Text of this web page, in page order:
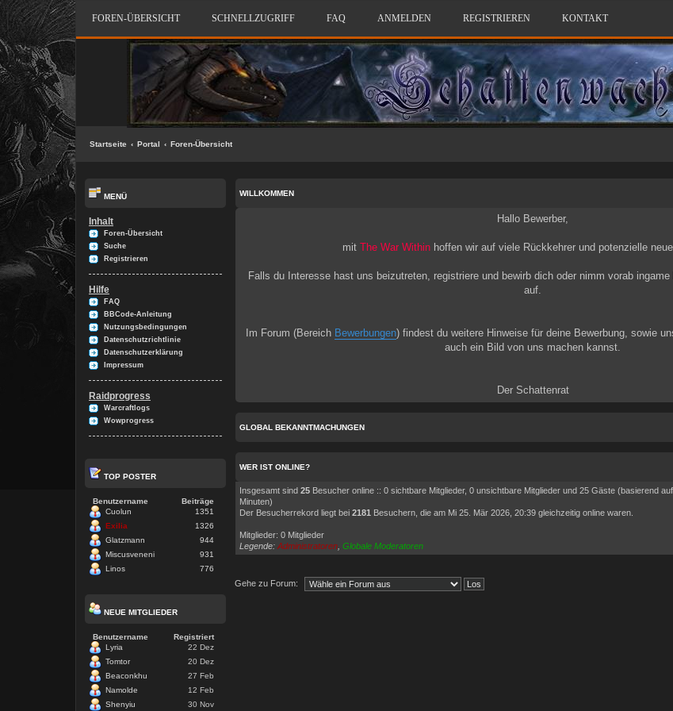
FOREN-ÜBERSICHT SCHNELLZUGRIFF FAQ ANMELDEN REGISTRIEREN KONTAKT
Startseite Portal Foren-Übersicht
WILLKOMMEN
Hallo Bewerber,
mit The War Within hoffen wir auf viele Rückkehrer und potenzielle
Falls du Interesse hast uns beizutreten, registriere und bewirb dich oder nimm vorab
auf.
Im Forum (Bereich Bewerbungen) findest du weitere Hinweise für deine Bewerbung, sowie
auch ein Bild von uns machen kannst.
Der Schattenrat
GLOBAL BEKANNTMACHUNGEN
WER IST ONLINE?
Insgesamt sind 25 Besucher online :: 0 sichtbare Mitglieder, 0 unsichtbare Mitglieder und 25 Gäste (basierend
Minuten)
Der Besucherrekord liegt bei 2181 Besuchern, die am Mi 25. Mär 2026, 20:39 gleichzeitig online waren.
Mitglieder: 0 Mitglieder
Legende: Administratoren Globale Moderatoren
Gehe zu Forum:
MENÜ
Inhalt
Foren-Übersicht
Suche
Registrieren
Hilfe
FAQ
BBCode-Anleitung
Nutzungsbedingungen
Datenschutzrichtlinie
Datenschutzerklärung
Impressum
Raidprogress
Warcraftlogs
Wowprogress
TOP POSTER
Benutzername
Beiträge
Cuolun
1351
Exilia
1326
Glatzmann
944
Miscusveneni
931
Linos
776
NEUE MITGLIEDER
Benutzername
Registriert
Lyria
22 Dez
Tomtor
20 Dez
Beaconkhu
27 Feb
Namolde
12 Feb
Shenyiu
30 Nov